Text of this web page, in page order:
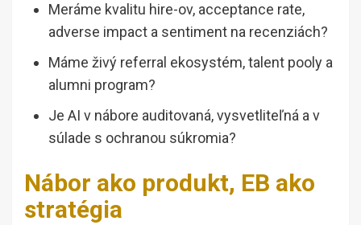
Meráme kvalitu hire-ov, acceptance rate,
adverse impact a sentiment na recenziách?
Máme živý referral ekosystém, talent pooly a
alumni program?
Je AI v nábore auditovaná, vysvetliteľná a v
súlade s ochranou súkromia?
Nábor ako produkt, EB ako
stratégia